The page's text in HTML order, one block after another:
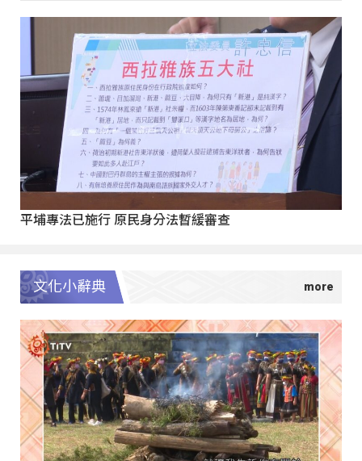
平埔專法已施行 原民身分法暫緩審查
文化小辭典